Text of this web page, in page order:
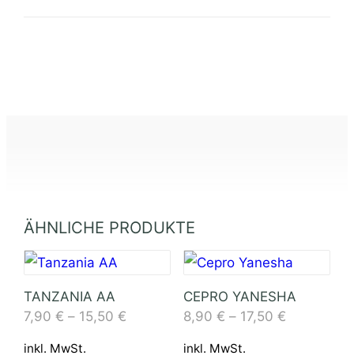
ÄHNLICHE PRODUKTE
TANZANIA AA
7,90€ – 15,50€
inkl. MwSt.
CEPRO YANESHA
8,90 € – 17,50 €
inkl. MwSt.